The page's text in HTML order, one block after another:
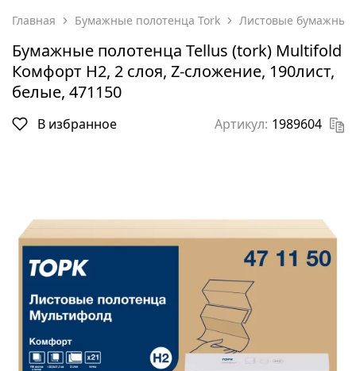
Главная Бумажные полотенца Tork Листовые бумажные
Бумажные полотенца Tellus (tork) Multifold
Комфорт H2, 2 слоя, Z-сложение, 190лист,
белые, 471150
В избранное Артикул: 1989604